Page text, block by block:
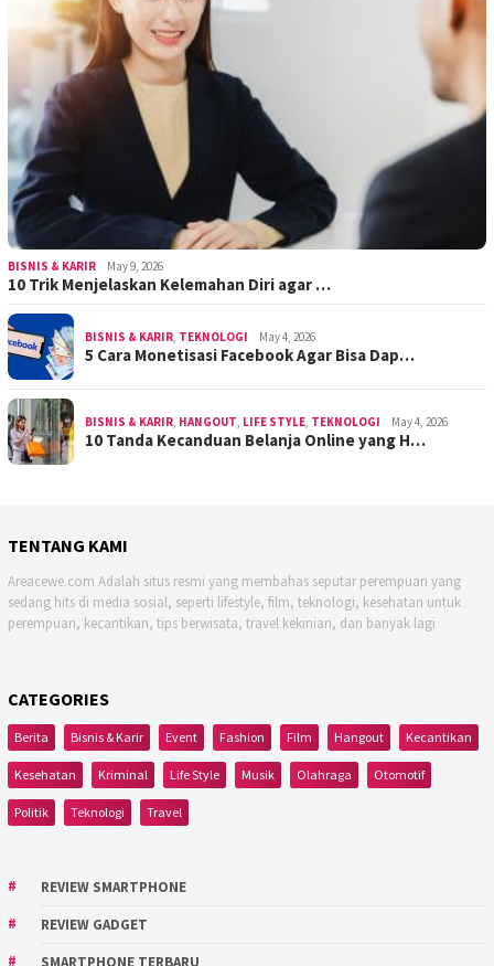
BISNIS & KARIR May 9, 2026
10 Trik Menjelaskan Kelemahan Diri agar …
BISNIS & KARIR TEKNOLOGI May 4, 2026
5 Cara Monetisasi Facebook Agar Bisa Dap…
BISNIS & KARIR HANGOUT LIFE STYLE TEKNOLOGI May 4, 2026
10 Tanda Kecanduan Belanja Online yang H…
TENTANG KAMI
Areacewe.com Adalah situs resmi yang membahas seputar perempuan yang
sedang hits di media sosial, seperti lifestyle, film, teknologi, kesehatan untuk
perempuan, kecantikan, tips berwisata, travel kekinian, dan banyak lagi
CATEGORIES
Berita Bisnis & Karir Event Fashion Film Hangout Kecantikan
Kesehatan Kriminal Life Style Musik Olahraga Otomotif
Politik Teknologi Travel
REVIEW SMARTPHONE
REVIEW GADGET
SMARTPHONE TERBARU